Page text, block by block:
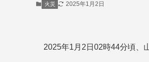
火災 2025年1月2日
2025年1月2日02時44分頃、